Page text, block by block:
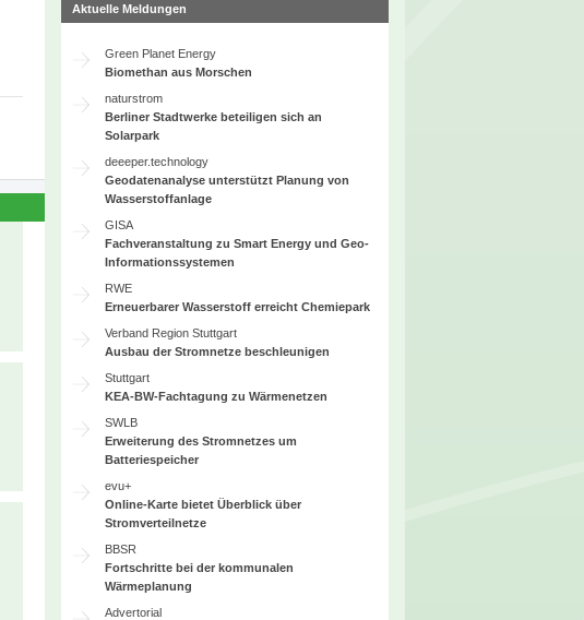
Aktuelle Meldungen
Green Planet Energy
Biomethan aus Morschen
naturstrom
Berliner Stadtwerke beteiligen sich an
Solarpark
deeeper.technology
Geodatenanalyse unterstützt Planung von
Wasserstoffanlage
GISA
Fachveranstaltung zu Smart Energy und Geo-
Informationssystemen
RWE
Erneuerbarer Wasserstoff erreicht Chemiepark
Verband Region Stuttgart
Ausbau der Stromnetze beschleunigen
Stuttgart
KEA-BW-Fachtagung zu Wärmenetzen
SWLB
Erweiterung des Stromnetzes um
Batteriespeicher
evu+
Online-Karte bietet Überblick über
Stromverteilnetze
BBSR
Fortschritte bei der kommunalen
Wärmeplanung
Advertorial